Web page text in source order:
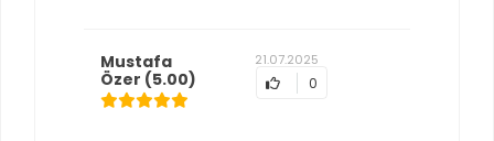
Mustafa
Özer (5.00)
21.07.2025
0